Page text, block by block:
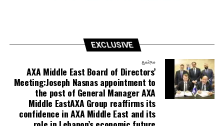
EXCLUSIVE
مجتمع
AXA Middle East Board of Directors’
Meeting:Joseph Nasnas appointment to
the post of General Manager AXA
Middle EastAXA Group reaffirms its
confidence in AXA Middle East and its